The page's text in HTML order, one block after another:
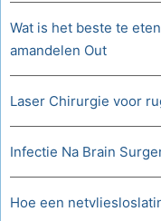
Wat is het beste te
amandelen Out
Laser Chirurgie voor
Infectie Na Brain
Hoe een